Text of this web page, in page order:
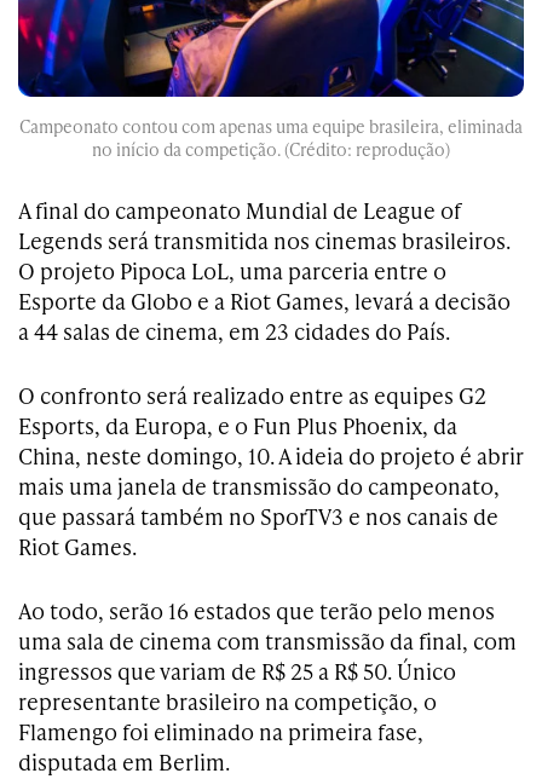
Campeonato contou com apenas uma equipe brasileira, eliminada
no início da competição. (Crédito: reprodução)
A final do campeonato Mundial de League of
Legends será transmitida nos cinemas brasileiros.
O projeto Pipoca LoL, uma parceria entre o
Esporte da Globo e a Riot Games, levará a decisão
a 44 salas de cinema, em 23 cidades do País.
O confronto será realizado entre as equipes G2
Esports, da Europa, e o Fun Plus Phoenix, da
China, neste domingo, 10. A ideia do projeto é abrir
mais uma janela de transmissão do campeonato,
que passará também no SporTV3 e nos canais de
Riot Games.
Ao todo, serão 16 estados que terão pelo menos
uma sala de cinema com transmissão da final, com
ingressos que variam de R$ 25 a R$ 50. Único
representante brasileiro na competição, o
Flamengo foi eliminado na primeira fase,
disputada em Berlim.